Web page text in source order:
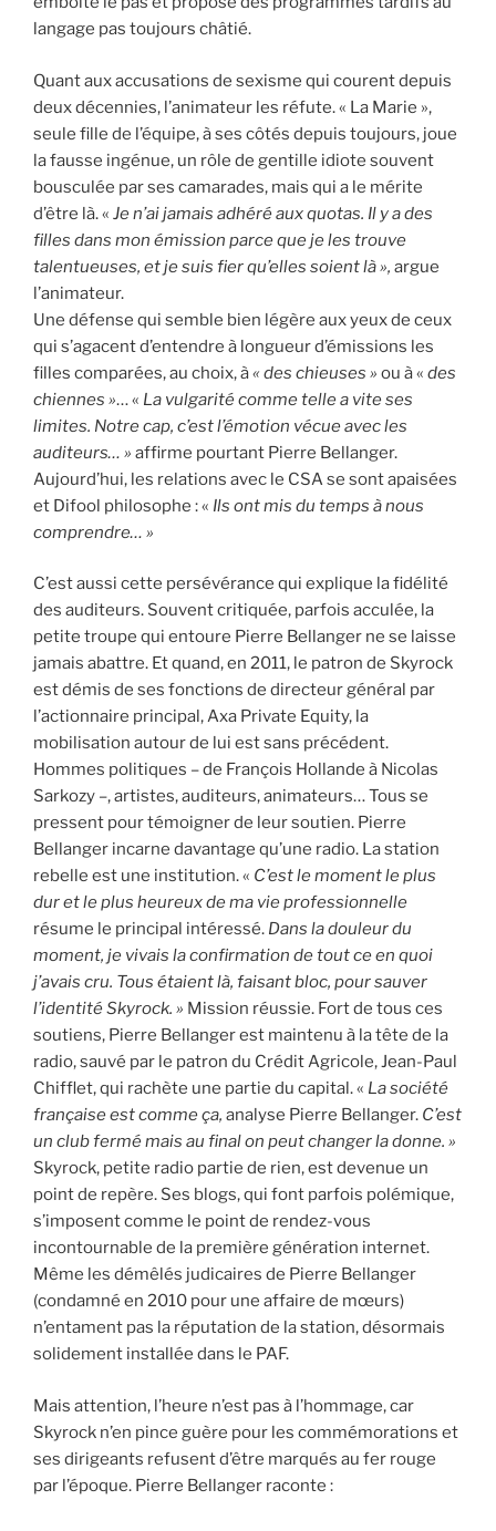
langage pas toujours châtié.
Quant aux accusations de sexisme qui courent depuis
deux décennies, l’animateur les réfute. « La Marie »,
seule fille de l’équipe, à ses côtés depuis toujours, joue
la fausse ingénue, un rôle de gentille idiote souvent
bousculée par ses camarades, mais qui a le mérite
d’être là. « Je n’ai jamais adhéré aux quotas. Il y a des
filles dans mon émission parce que je les trouve
talentueuses, et je suis fier qu’elles soient là », argue
l’animateur.
Une défense qui semble bien légère aux yeux de ceux
qui s’agacent d’entendre à longueur d’émissions les
filles comparées, au choix, à« des chieuses » ou à « des
chiennes »… « La vulgarité comme telle a vite ses
limites. Notre cap, c’est l’émotion vécue avec les
auditeurs… » affirme pourtant Pierre Bellanger.
Aujourd’hui, les relations avec le CSA se sont apaisées
et Difool philosophe : « Ils ont mis du temps à nous
comprendre… »
C’est aussi cette persévérance qui explique la fidélité
des auditeurs. Souvent critiquée, parfois acculée, la
petite troupe qui entoure Pierre Bellanger ne se laisse
jamais abattre. Et quand, en 2011, le patron de Skyrock
est démis de ses fonctions de directeur général par
l’actionnaire principal, Axa Private Equity, la
mobilisation autour de lui est sans précédent.
Hommes politiques – de François Hollande à Nicolas
Sarkozy –, artistes, auditeurs, animateurs… Tous se
pressent pour témoigner de leur soutien. Pierre
Bellanger incarne davantage qu’une radio. La station
rebelle est une institution. « C’est le moment le plus
dur et le plus heureux de ma vie professionnelle
résume le principal intéressé. Dans la douleur du
moment, je vivais la confirmation de tout ce en quoi
j’avais cru. Tous étaient là, faisant bloc, pour sauver
l’identité Skyrock. » Mission réussie. Fort de tous ces
soutiens, Pierre Bellanger est maintenu à la tête de la
radio, sauvé par le patron du Crédit Agricole, Jean-Paul
Chifflet, qui rachète une partie du capital. « La société
française est comme ça, analyse Pierre Bellanger. C’est
un club fermé mais au final on peut changer la donne. »
Skyrock, petite radio partie de rien, est devenue un
point de repère. Ses blogs, qui font parfois polémique,
s’imposent comme le point de rendez-vous
incontournable de la première génération internet.
Même les démêlés judicaires de Pierre Bellanger
(condamné en 2010 pour une affaire de mœurs)
n’entament pas la réputation de la station, désormais
solidement installée dans le PAF.
Mais attention, l’heure n’est pas à l’hommage, car
Skyrock n’en pince guère pour les commémorations et
ses dirigeants refusent d’être marqués au fer rouge
par l’époque. Pierre Bellanger raconte :